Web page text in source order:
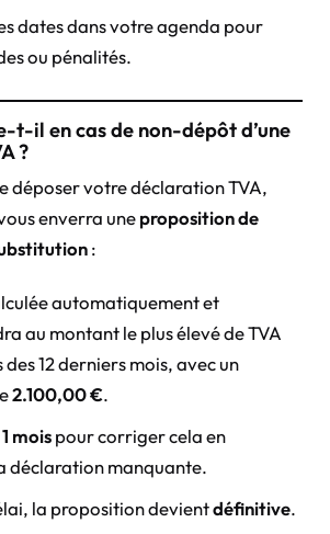
dates dans votre agenda pour
ou pénalités.
t-il en cas de non-dépôt d’une
?
déposer votre déclaration TVA,
enverra uneproposition de
:
automatiquement et
au montant le plus élevé de TVA
des 12 derniers mois, avec un
2.100,00 €.
1 moispour corriger cela en
déclaration manquante.
la proposition devientdéfinitive.